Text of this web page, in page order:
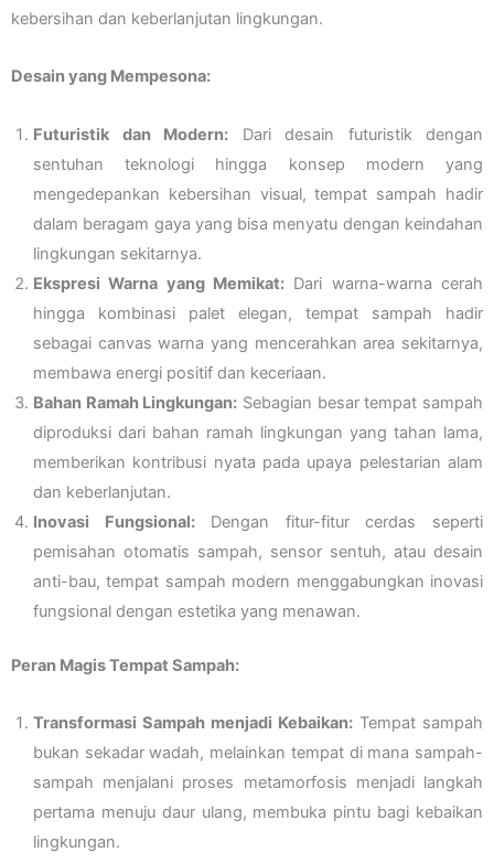
kebersihan dan keberlanjutan lingkungan.
Desain yang Mempesona:
Futuristik dan Modern: Dari desain futuristik dengan
sentuhan teknologi hingga konsep modern yang
mengedepankan kebersihan visual, tempat sampah hadir
dalam beragam gaya yang bisa menyatu dengan keindahan
lingkungan sekitarnya.
Ekspresi Warna yang Memikat: Dari warna-warna cerah
hingga kombinasi palet elegan, tempat sampah hadir
sebagai canvas warna yang mencerahkan area sekitarnya,
membawa energi positif dan keceriaan.
Bahan Ramah Lingkungan: Sebagian besar tempat sampah
diproduksi dari bahan ramah lingkungan yang tahan lama,
memberikan kontribusi nyata pada upaya pelestarian alam
dan keberlanjutan.
Inovasi Fungsional:Dengan fitur-fitur cerdas seperti
pemisahan otomatis sampah, sensor sentuh, atau desain
anti-bau, tempat sampah modern menggabungkan inovasi
fungsional dengan estetika yang menawan.
Peran Magis Tempat Sampah:
Transformasi Sampah menjadi Kebaikan: Tempat sampah
bukan sekadar wadah, melainkan tempat di mana sampah-
sampah menjalani proses metamorfosis menjadi langkah
pertama menuju daur ulang, membuka pintu bagi kebaikan
lingkungan.